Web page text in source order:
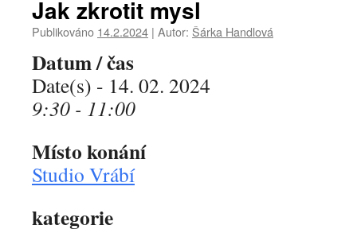
Jak zkrotit mysl
Publikováno 14.2.2024 | Autor: Šárka Handlová
Datum / čas
Date(s) - 14. 02. 2024
9:30 - 11:00
Místo konání
Studio Vrábí
kategorie